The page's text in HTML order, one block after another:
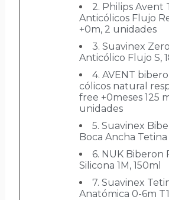
2. Philips Avent
Anticólicos Flujo
+0m, 2 unidades
3. Suavinex
Anticólico Flujo S,
4. AVENT
cólicos natural
free +0meses 125
unidades
5. Suavinex
Boca Ancha
6. NUK Biberon
Silicona 1M, 150ml
7. Suavinex
Anatómica 0-6m